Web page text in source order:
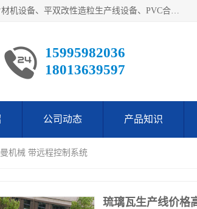
艾斯曼(张家港)技术工程设备有限公司主营业务：一次性可降解餐盒设备、PET片材机设备、平双改性造粒生产线设备、PVC合成树脂瓦设备、PP中空建筑模板设备、PVC管材设备等。成立至今，在国内我们的产品已经销售到全国所有省份，拥有多家客户，在国外产品出口到五十多个国家和地区。
15995982036
18013639597
公司动态 产品知识
机械 带远程控制系统
琉璃瓦生产线价格